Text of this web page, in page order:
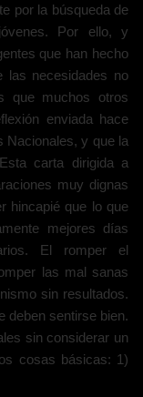
por la búsqueda de
Por ello, y
que han hecho
las necesidades no
que muchos otros
enviada hace
Nacionales, y que la
carta dirigida a
muy dignas
hincapié que lo que
mejores días
El romper el
las mal sanas
sin resultados.
deben sentirse bien.
sin considerar un
cosas básicas: 1)